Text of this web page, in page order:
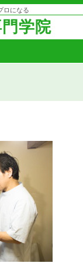
ロになる
学院